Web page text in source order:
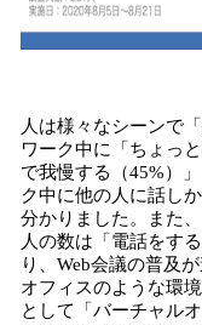
人は様々なシーンで
ワーク中に「ちょっ
で我慢する（45%）
ク中に他の人に話し
分かりました。また
人の数は「電話をす
り、Web会議の普及
オフィスのような環
として「バーチャル